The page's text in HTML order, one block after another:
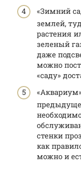
«Зимний
землей,
растения
зеленый
даже
можно
«саду»
стенки
как
можно и